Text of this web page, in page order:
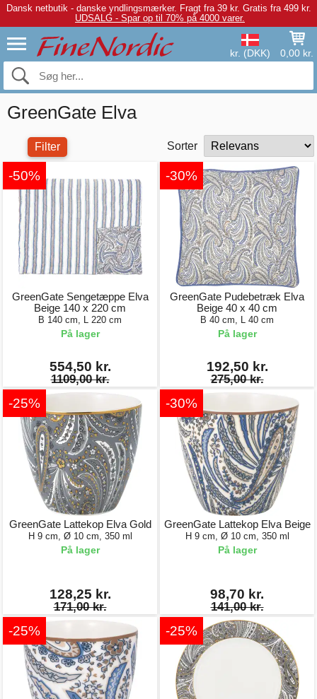
Dansk netbutik - danske yndlingsmærker. Fragt fra 39 kr. Gratis fra 499 kr.
UDSALG - Spar op til 70% på 4000 varer.
kr. (DKK) 0,00 kr.
GreenGate Elva
Filter Sorter
-50%
GreenGate Sengetæppe Elva
Beige 140 x 220 cm
B 140 cm, L 220 cm
På lager
554,50 kr.
1109,00 kr.
-30%
GreenGate Pudebetræk Elva
Beige 40 x 40 cm
B 40 cm, L 40 cm
På lager
192,50 kr.
275,00 kr.
-25%
GreenGate Lattekop Elva Gold
H 9 cm, Ø 10 cm, 350 ml
På lager
128,25 kr.
171,00 kr.
-30%
GreenGate Lattekop Elva Beige
H 9 cm, Ø 10 cm, 350 ml
På lager
98,70 kr.
141,00 kr.
-25% -25%